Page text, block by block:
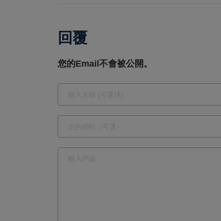
回覆
您的Email不會被公開。